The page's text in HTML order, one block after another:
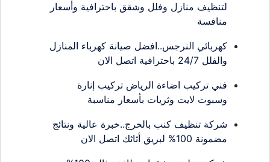
لتنظيف منازل وفلل وشقق باحترافية وأسعار
منافسة
كهربائي النرجس..افضل صيانة كهرباء المنازل
والفلل 24/7 باحترافية اتصل الان
فني تركيب اضاءة الرياض تركيب إنارة
وسبوت لايت وثريات بأسعار مناسبة
شركة تنظيف كنب بالخرج..خبرة عالية ونتائج
مضمونة 100% لبريق أثاثك اتصل الان